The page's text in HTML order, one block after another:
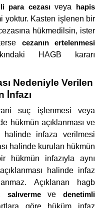
para cezasıveya hapis
yoktur. Kasten işlenen bir
hükmedilsin, ister
cezanın ertelenmesi
HAGB kararı
Nedeniyle Verilen
İnfazı
suç işlenmesi veya
hükmün açıklanması ve
halinde infaza verilmesi
halinde kurulan hükmün
hükmün infazıyla aynı
halinde infaz
Açıklanan hagb
salıvermevedenetimli